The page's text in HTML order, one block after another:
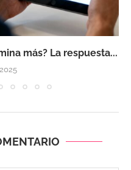
más? La respuesta...